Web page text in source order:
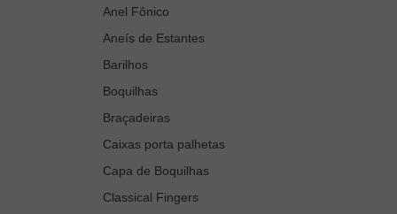
Anel Fônico
Aneís de Estantes
Barilhos
Boquilhas
Braçadeiras
Caixas porta palhetas
Capa de Boquilhas
Classical Fingers